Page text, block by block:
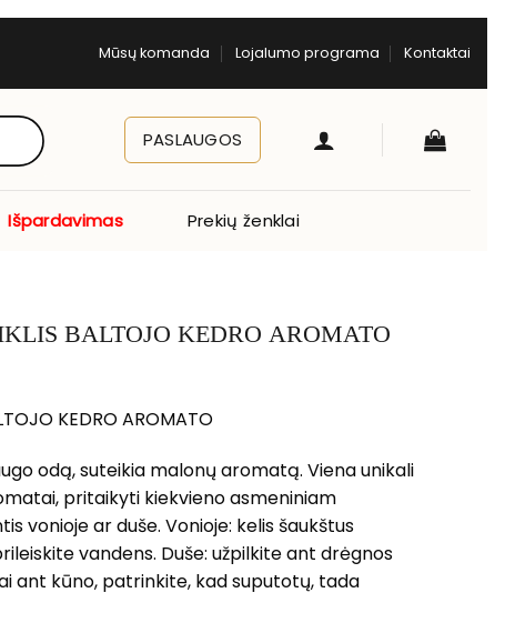
Mūsų komanda Lojalumo programa Kontaktai
PASLAUGOS
Išpardavimas Prekių ženklai
BALTOJO KEDRO AROMATO
KEDRO AROMATO
odą, suteikia malonų aromatą. Viena unikali
pritaikyti kiekvieno asmeniniam
vonioje ar duše. Vonioje: kelis šaukštus
vandens. Duše: užpilkite ant drėgnos
ant kūno, patrinkite, kad suputotų, tada